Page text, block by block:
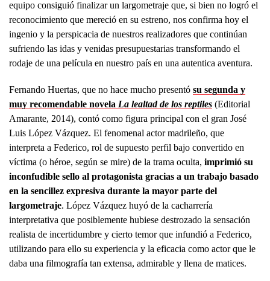
equipo consiguió finalizar un largometraje que, si bien no logró el
reconocimiento que mereció en su estreno, nos confirma hoy el
ingenio y la perspicacia de nuestros realizadores que continúan
sufriendo las idas y venidas presupuestarias transformando el
rodaje de una película en nuestro país en una autentica aventura.
Fernando Huertas, que no hace mucho presentó su segunda y
muy recomendable novela La lealtad de los reptiles (Editorial
Amarante, 2014), contó como figura principal con el gran José
Luis López Vázquez. El fenomenal actor madrileño, que
interpreta a Federico, rol de supuesto perfil bajo convertido en
víctima (o héroe, según se mire) de la trama oculta, imprimió su
inconfudible sello al protagonista gracias a un trabajo basado
en la sencillez expresiva durante la mayor parte del
largometraje. López Vázquez huyó de la cacharrería
interpretativa que posiblemente hubiese destrozado la sensación
realista de incertidumbre y cierto temor que infundió a Federico,
utilizando para ello su experiencia y la eficacia como actor que le
daba una filmografía tan extensa, admirable y llena de matices.